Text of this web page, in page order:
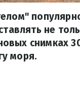
не
снимках
моря.